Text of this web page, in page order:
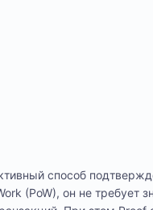
способ
(PoW), он не требует